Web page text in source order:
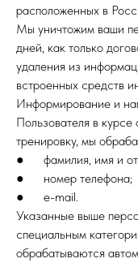
расположенных в
Мы уничтожим ваши
дней, как только
удаления из
встроенных средств
Информирование и
Пользователя в курсе
тренировку, мы
● фамилия, имя и
● номер телефона;
● e-mail.
Указанные выше
специальным
обрабатываются